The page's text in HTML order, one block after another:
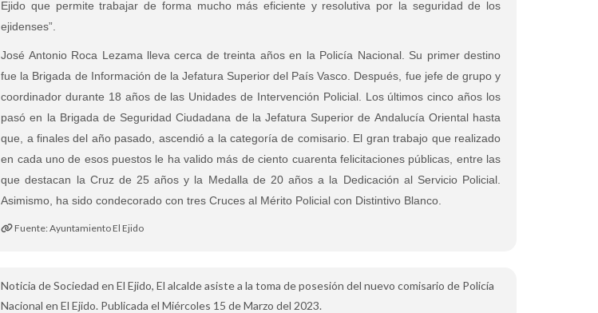
Ejido que permite trabajar de forma mucho más eficiente y resolutiva por la seguridad de los
ejidenses”.
José Antonio Roca Lezama lleva cerca de treinta años en la Policía Nacional. Su primer destino
fue la Brigada de Información de la Jefatura Superior del País Vasco. Después, fue jefe de grupo y
coordinador durante 18 años de las Unidades de Intervención Policial. Los últimos cinco años los
pasó en la Brigada de Seguridad Ciudadana de la Jefatura Superior de Andalucía Oriental hasta
que, a finales del año pasado, ascendió a la categoría de comisario. El gran trabajo que realizado
en cada uno de esos puestos le ha valido más de ciento cuarenta felicitaciones públicas, entre las
que destacan la Cruz de 25 años y la Medalla de 20 años a la Dedicación al Servicio Policial.
Asimismo, ha sido condecorado con tres Cruces al Mérito Policial con Distintivo Blanco.
Fuente: Ayuntamiento El Ejido
Noticia de Sociedad en El Ejido, El alcalde asiste a la toma de posesión del nuevo comisario de Policía
Nacional en El Ejido. Publicada el Miércoles 15 de Marzo del 2023.